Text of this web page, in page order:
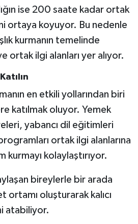
ise 200 saate kadar ortak
ortaya koyuyor. Bu nedenle
kurmanın temelinde
ortak ilgi alanları yer alıyor.
en etkili yollarından biri
katılmak oluyor. Yemek
yabancı dil eğitimleri
ortak ilgi alanlarına
kurmayı kolaylaştırıyor.
bireylerle bir arada
oluşturarak kalıcı
atabiliyor.